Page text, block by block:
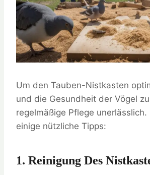
Um den Tauben-Nistkasten
und die Gesundheit der Vögel
regelmäßige Pflege unerlässlich.
einige nützliche Tipps:
1. Reinigung Des